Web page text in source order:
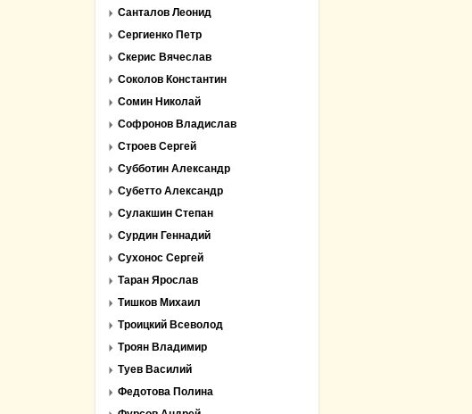
Санталов Леонид
Сергиенко Петр
Скерис Вячеслав
Соколов Константин
Сомин Николай
Софронов Владислав
Строев Сергей
Субботин Александр
Субетто Александр
Сулакшин Степан
Сурдин Геннадий
Сухонос Сергей
Таран Ярослав
Тишков Михаил
Троицкий Всеволод
Троян Владимир
Туев Василий
Федотова Полина